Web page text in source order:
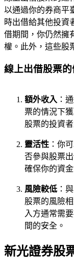
以通過你的券商平
時出借給其他投資
借期間，你仍然擁
權。此外，這些股
線上出借股票
額外收入 ：
票的情況下
股票的投資
靈活性 ：你
否參與股票
確保你的資金
風險較低 ：
股票的風險
入方通常需
間的安全。
新光證券股